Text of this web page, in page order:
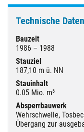
Technische Daten
Bauzeit
1986 – 1988
Stauziel
187,10 m ü. NN
Stauinhalt
0.05 Mio. m³
Absperrbauwerk
Wehrschwelle,
Übergang zur